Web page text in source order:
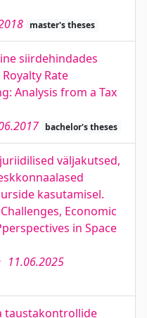
master's theses
siirdehindades
Rate
Analysis from a Tax
bachelor's theses
väljakutsed,
kasutamisel.
Economic
in Space
11.06.2025
taustakontrollide